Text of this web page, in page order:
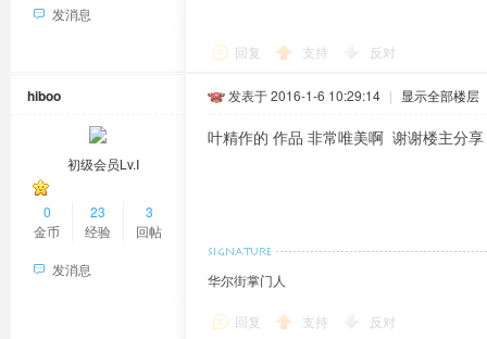
发消息
回复 支持 反对
hiboo
初级会员Lv.Ⅰ
0
金币
23
经验
3
回帖
发消息
发表于 2016-1-6 10:29:14 | 显示全部楼层
叶精作的 作品 非常唯美啊 谢谢楼主分享
华尔街掌门人
回复 支持 反对